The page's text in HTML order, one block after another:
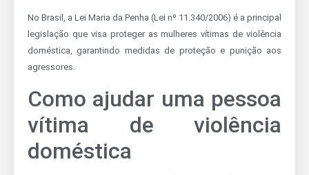
No Brasil, a Lei Maria da Penha (Lei nº 11.340/2006) é a principal
legislação que visa proteger as mulheres vítimas de violência
doméstica, garantindo medidas de proteção e punição aos
agressores.
Como ajudar uma pessoa
vítima de violência
doméstica